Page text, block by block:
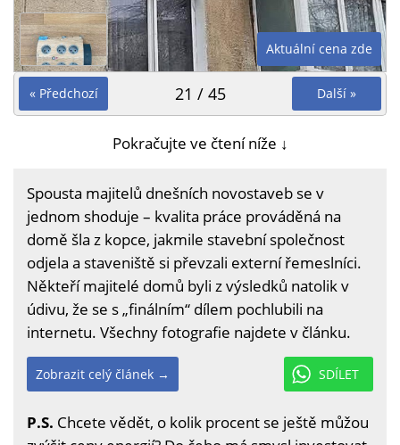
Aktuální cena zde
« Předchozí Další »
21 / 45
Pokračujte ve čtení níže ↓
Spousta majitelů dnešních novostaveb se v
jednom shoduje – kvalita práce prováděná na
domě šla z kopce, jakmile stavební společnost
odjela a staveniště si převzali externí řemeslníci.
Někteří majitelé domů byli z výsledků natolik v
údivu, že se s „finálním“ dílem pochlubili na
internetu. Všechny fotografie najdete v článku.
SDÍLET
Zobrazit celý článek →
P.S. Chcete vědět, o kolik procent se ještě můžou